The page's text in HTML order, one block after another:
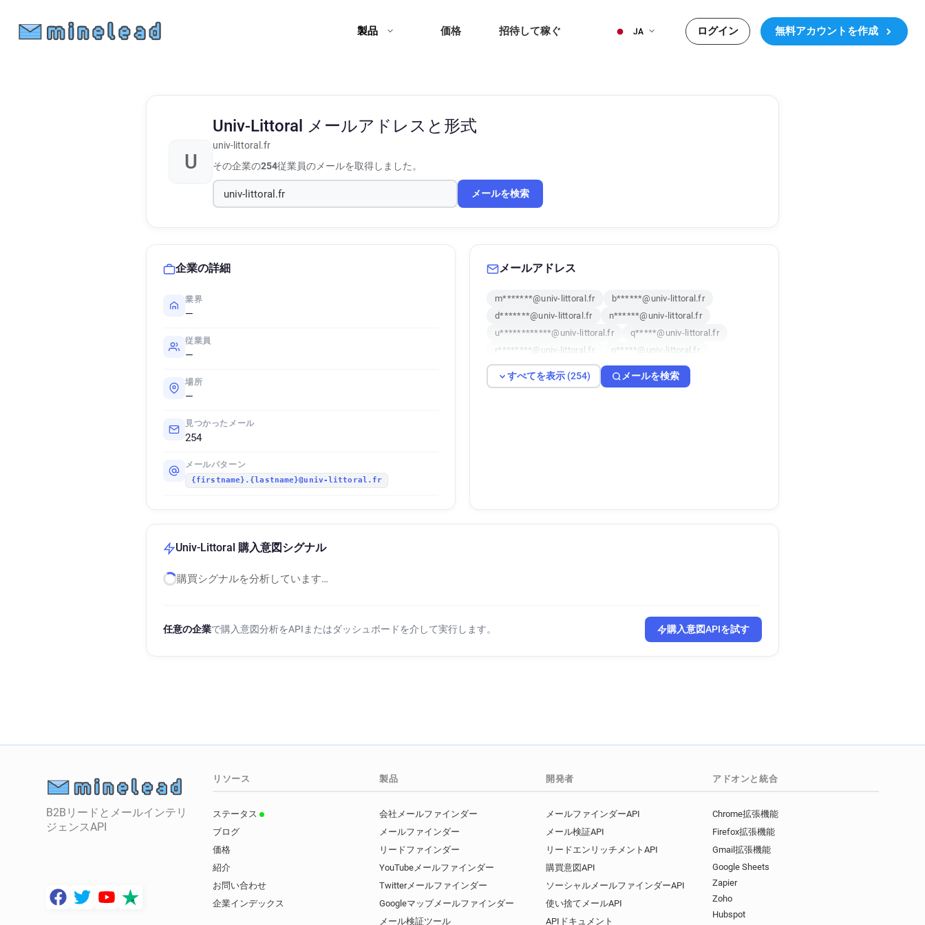
製品 価格 招待して稼ぐ JA ログイン 無料アカウントを作成
U
Univ-Littoral メールアドレスと形式
univ-littoral.fr
その企業の254従業員のメールを取得しました。
メールを検索
企業の詳細
業界
—
従業員
—
場所
—
見つかったメール
254
メールパターン
{firstname}.{lastname}@univ-littoral.fr
メールアドレス
m*******@univ-littoral.fr
b******@univ-littoral.fr
d*******@univ-littoral.fr
n******@univ-littoral.fr
u************@univ-littoral.fr
q*****@univ-littoral.fr
r********@univ-littoral.fr
n*****@univ-littoral.fr
h******@univ-littoral.fr
j*****@univ-littoral.fr
m**********@univ-littoral.fr
b**********@univ-littoral.fr
a**********@univ-littoral.fr
r*******@univ-littoral.fr
w*****@univ-littoral.fr
c********@univ-littoral.fr
e*********@univ-littoral.fr
d***********@univ-littoral.fr
g************@univ-littoral.fr
u**********@univ-littoral.fr
i************@univ-littoral.fr
a************@univ-littoral.fr
o**********@univ-littoral.fr
q***********@univ-littoral.fr
u*******@univ-littoral.fr
e************@univ-littoral.fr
s*********@univ-littoral.fr
z***********@univ-littoral.fr
p*****@univ-littoral.fr
h********@univ-littoral.fr
h*****@univ-littoral.fr
v************@univ-littoral.fr
すべてを表示 (254) メールを検索
Univ-Littoral 購入意図シグナル
購買シグナルを分析しています…
任意の企業で購入意図分析をAPIまたはダッシュボードを介して実行します。 購入意図APIを試す
B2Bリードとメールインテリ
ジェンスAPI
リソース
ステータス
ブログ
価格
紹介
お問い合わせ
企業インデックス
製品
会社メールファインダー
メールファインダー
リードファインダー
YouTubeメールファインダー
Twitterメールファインダー
Googleマップメールファインダー
メール検証ツール
開発者
メールファインダーAPI
メール検証API
リードエンリッチメントAPI
購買意図API
ソーシャルメールファインダーAPI
使い捨てメールAPI
APIドキュメント
アドオンと統合
Chrome拡張機能
Firefox拡張機能
Gmail拡張機能
Google Sheets
Zapier
Zoho
Hubspot